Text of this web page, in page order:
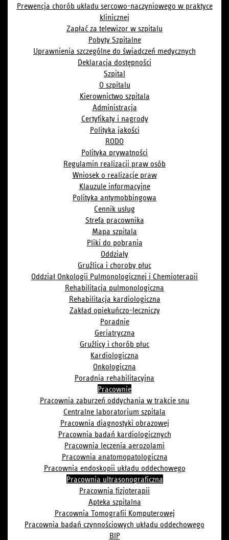
Prewencja chorób układu sercowo-naczyniowego w praktyce
klinicznej
Zapłać za telewizor w szpitalu
Pobyty Szpitalne
Uprawnienia szczególne do świadczeń medycznych
Deklaracja dostępności
Szpital
O szpitalu
Kierownictwo szpitala
Administracja
Certyfikaty i nagrody
Polityka jakości
RODO
Polityka prywatności
Regulamin realizacji praw osób
Wniosek o realizacje praw
Klauzule informacyjne
Polityka antymobbingowa
Cennik usług
Strefa pracownika
Mapa szpitala
Pliki do pobrania
Oddziały
Gruźlica i choroby płuc
Oddział Onkologii Pulmonologicznej i Chemioterapii
Rehabilitacja pulmonologiczna
Rehabilitacja kardiologiczna
Zakład opiekuńczo-leczniczy
Poradnie
Geriatryczna
Gruźlicy i chorób płuc
Kardiologiczna
Onkologiczna
Poradnia rehabilitacyjna
Pracownie
Pracownia zaburzeń oddychania w trakcie snu
Centralne laboratorium szpitala
Pracownia diagnostyki obrazowej
Pracownia badań kardiologicznych
Pracownia leczenia aerozolami
Pracownia anatomopatologiczna
Pracownia endoskopii układu oddechowego
Pracownia ultrasonograficzna
Pracownia fizjoterapii
Apteka szpitalna
Pracownia Tomografii Komputerowej
Pracownia badań czynnościowych układu oddechowego
BIP